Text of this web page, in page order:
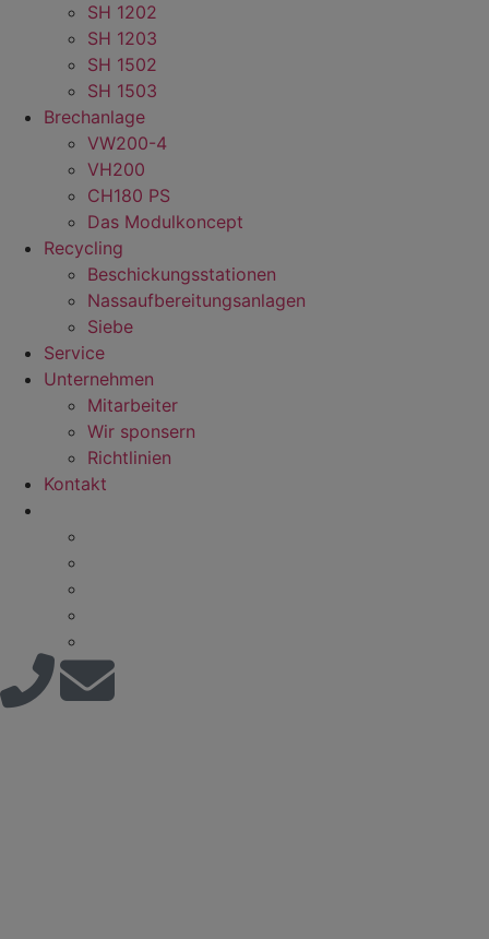
SH 1202
SH 1203
SH 1502
SH 1503
Brechanlage
VW200-4
VH200
CH180 PS
Das Modulkoncept
Recycling
Beschickungsstationen
Nassaufbereitungsanlagen
Siebe
Service
Unternehmen
Mitarbeiter
Wir sponsern
Richtlinien
Kontakt